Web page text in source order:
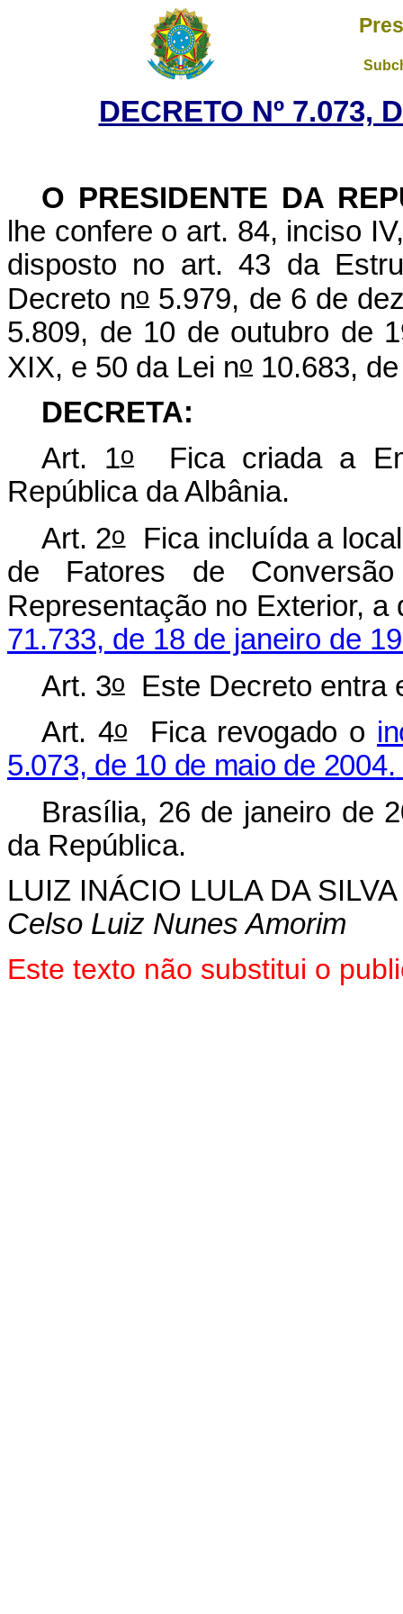
DECRETO Nº 7.073,
O PRESIDENTE DA
lhe confere o art. 84, inciso
disposto no art. 43 da
Decreto no5.979, de 6 de
5.809, de 10 de outubro de
XIX, e 50 da Lei no 10.683,
DECRETA:
Art. 1o
Fica criada a
República da Albânia.
Art. 2oFica incluída a
de Fatores de
Representação no Exterior,
71.733, de 18 de janeiro de
Art. 3oEste Decreto entra
Art. 4oFica revogado o
5.073, de 10 de maio de 2004.
Brasília, 26 de janeiro de
da República.
LUIZ INÁCIO LULA DA SILVA
Celso Luiz Nunes Amorim
Este texto não substitui o